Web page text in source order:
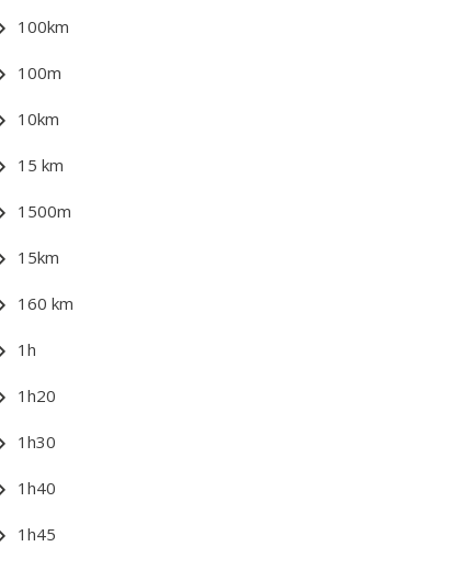
100km
100m
10km
15 km
1500m
15km
160 km
1h
1h20
1h30
1h40
1h45